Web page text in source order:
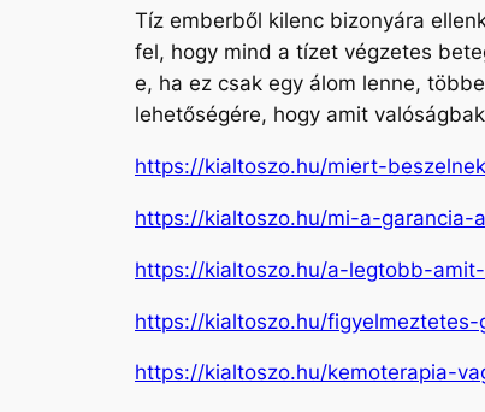
SHARE
LINK
EMBED
Tíz emberből kilenc bizonyára
fel, hogy mind a tízet végzetes
e, ha ez csak egy álom lenne,
lehetőségére, hogy amit
https://kialtoszo.hu/miert-
https://kialtoszo.hu/mi-a-garancia-
https://kialtoszo.hu/a-legtobb-
https://kialtoszo.hu/figyelmeztetes-
https://kialtoszo.hu/kemoterapia-